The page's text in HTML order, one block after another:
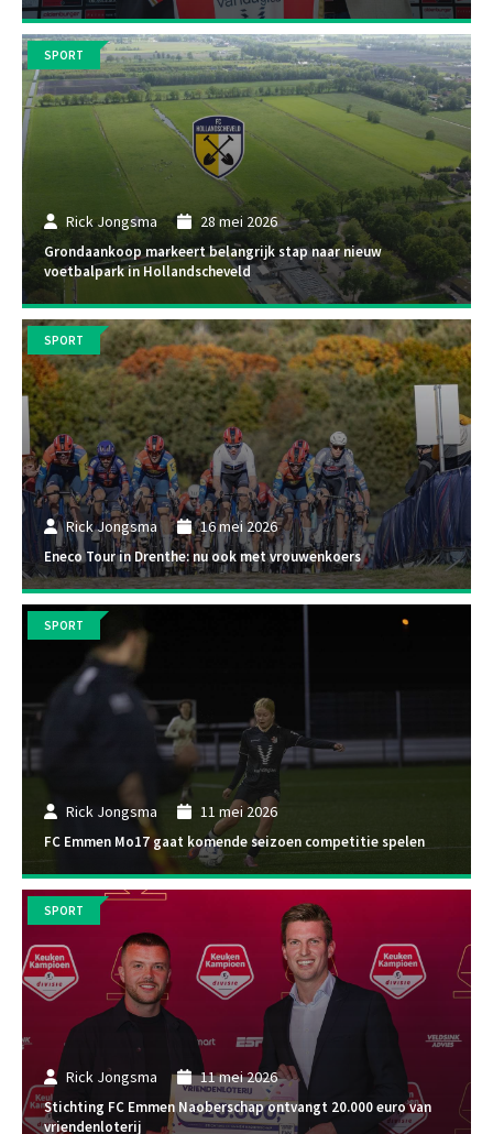
Rick Jongsma 28 mei 2026
Grondaankoop markeert belangrijk stap naar nieuw
voetbalpark in Hollandscheveld
SPORT
Rick Jongsma 16 mei 2026
Eneco Tour in Drenthe: nu ook met vrouwenkoers
SPORT
Rick Jongsma 11 mei 2026
FC Emmen Mo17 gaat komende seizoen competitie spelen
SPORT
Rick Jongsma 11 mei 2026
Stichting FC Emmen Naoberschap ontvangt 20.000 euro van
vriendenloterij
SPORT